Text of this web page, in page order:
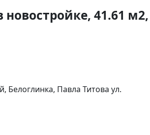
41.61 м2,
Павла Титова ул.